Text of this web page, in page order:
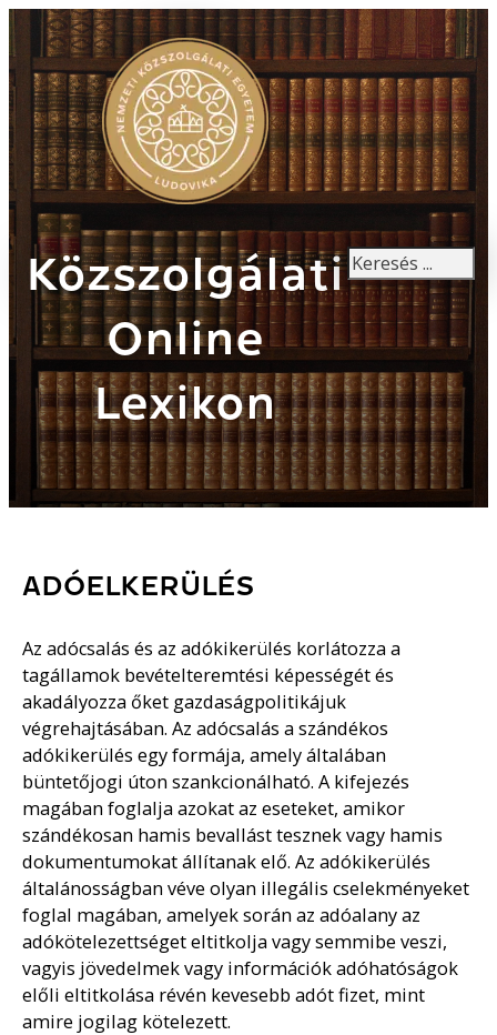
Közszolgálati
Online
Lexikon
Keresés
ADÓELKERÜLÉS
Az adócsalás és az adókikerülés korlátozza a
tagállamok bevételteremtési képességét és
akadályozza őket gazdaságpolitikájuk
végrehajtásában. Az adócsalás a szándékos
adókikerülés egy formája, amely általában
büntetőjogi úton szankcionálható. A kifejezés
magában foglalja azokat az eseteket, amikor
szándékosan hamis bevallást tesznek vagy hamis
dokumentumokat állítanak elő. Az adókikerülés
általánosságban véve olyan illegális cselekményeket
foglal magában, amelyek során az adóalany az
adókötelezettséget eltitkolja vagy semmibe veszi,
vagyis jövedelmek vagy információk adóhatóságok
előli eltitkolása révén kevesebb adót fizet, mint
amire jogilag kötelezett.